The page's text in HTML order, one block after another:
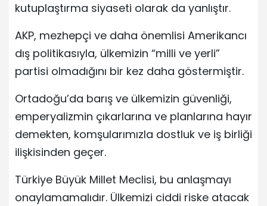
kutuplaştırma siyaseti olarak da yanlıştır.
AKP, mezhepçi ve daha önemlisi Amerikancı
dış politikasıyla, ülkemizin “milli ve yerli”
partisi olmadığını bir kez daha göstermiştir.
Ortadoğu’da barış ve ülkemizin güvenliği,
emperyalizmin çıkarlarına ve planlarına hayır
demekten, komşularımızla dostluk ve iş birliği
ilişkisinden geçer.
Türkiye Büyük Millet Meclisi, bu anlaşmayı
onaylamamalıdır. Ülkemizi ciddi riske atacak